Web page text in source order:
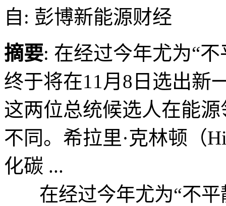
自: 彭博新能源财经
摘要: 在经过今年尤为“
终于将在11月8日选出新
这两位总统候选人在能
不同。希拉里·克林顿（
化碳 ...
在经过今年尤为“不平